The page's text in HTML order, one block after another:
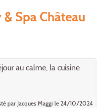
Spa Château
au calme, la cuisine
par Jacques Maggi le 24/10/2024